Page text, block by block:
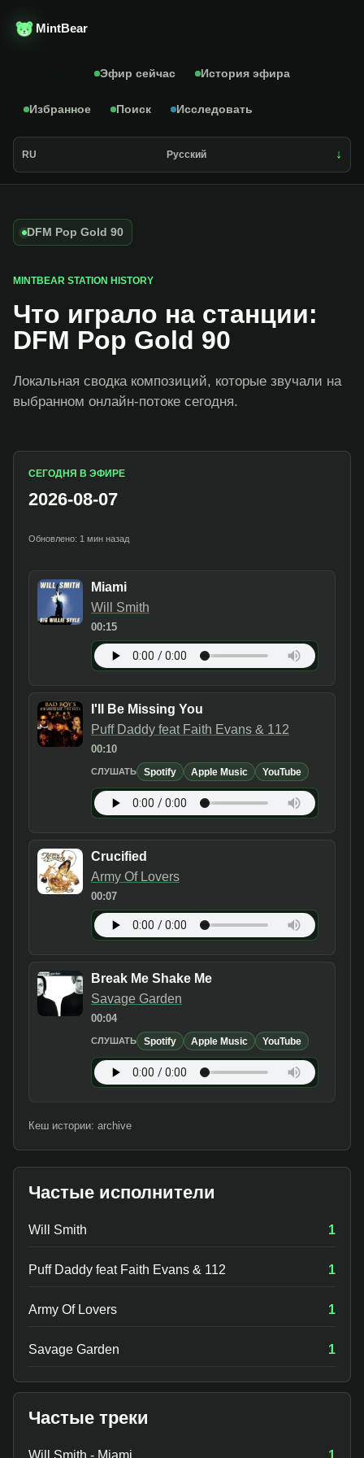
MintBear
Эфир сейчас История эфира
Избранное Поиск Исследовать
RU Русский
DFM Pop Gold 90
MINTBEAR STATION HISTORY
Что играло на станции:
DFM Pop Gold 90
Локальная сводка композиций, которые звучали на
выбранном онлайн-потоке сегодня.
СЕГОДНЯ В ЭФИРЕ
2026-08-07
Обновлено: 1 мин назад
Miami
Will Smith
00:15
I'll Be Missing You
Puff Daddy feat Faith Evans & 112
00:10
СЛУШАТЬ Spotify Apple Music YouTube
Crucified
Army Of Lovers
00:07
Break Me Shake Me
Savage Garden
00:04
СЛУШАТЬ Spotify Apple Music YouTube
Кеш истории: archive
Частые исполнители
Will Smith 1
Puff Daddy feat Faith Evans & 112 1
Army Of Lovers 1
Savage Garden 1
Частые треки
Will Smith - Miami 1